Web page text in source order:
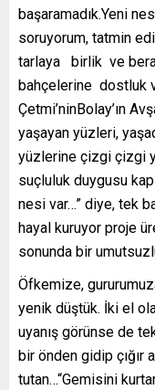
başaramadık.Yeni
soruyorum, tatmin
tarlaya birlik ve
bahçelerine dostluk
Çetmi’ninBolay’ın
yaşayan yüzleri,
yüzlerine çizgi çizgi
suçluluk duygusu
nesi var…” diye, tek
hayal kuruyor proje
sonunda bir
Öfkemize,
yenik düştük. İki el
uyanış görünse de
bir önden gidip çığır
tutan…“Gemisini